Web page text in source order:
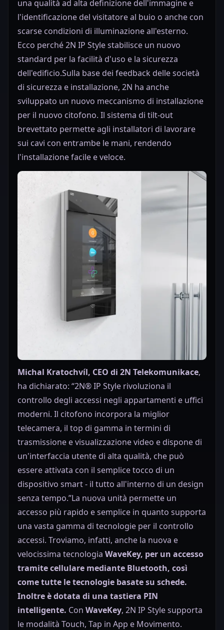
una qualità ad alta definizione dell'immagine e
l'identificazione del visitatore al buio o anche con
scarse condizioni di illuminazione all'esterno.
Ecco perché 2N IP Style stabilisce un nuovo
standard per la facilità d'uso e la sicurezza
dell'edificio.Sulla base dei feedback delle società
di sicurezza e installazione, 2N ha anche
sviluppato un nuovo meccanismo di installazione
per il nuovo citofono. Il sistema di tilt-out
brevettato permette agli installatori di lavorare
sui cavi con entrambe le mani, rendendo
l'installazione facile e veloce.
Michal Kratochvíl, CEO di 2N Telekomunikace,
ha dichiarato: “2N® IP Style rivoluziona il
controllo degli accessi negli appartamenti e uffici
moderni. Il citofono incorpora la miglior
telecamera, il top di gamma in termini di
trasmissione e visualizzazione video e dispone di
un'interfaccia utente di alta qualità, che può
essere attivata con il semplice tocco di un
dispositivo smart - il tutto all'interno di un design
senza tempo.”La nuova unità permette un
accesso più rapido e semplice in quanto supporta
una vasta gamma di tecnologie per il controllo
accessi. Troviamo, infatti, anche la nuova e
velocissima tecnologia WaveKey, per un accesso
tramite cellulare mediante Bluetooth, così
come tutte le tecnologie basate su schede.
Inoltre è dotata di una tastiera PIN
intelligente. Con WaveKey, 2N IP Style supporta
le modalità Touch, Tap in App e Movimento.